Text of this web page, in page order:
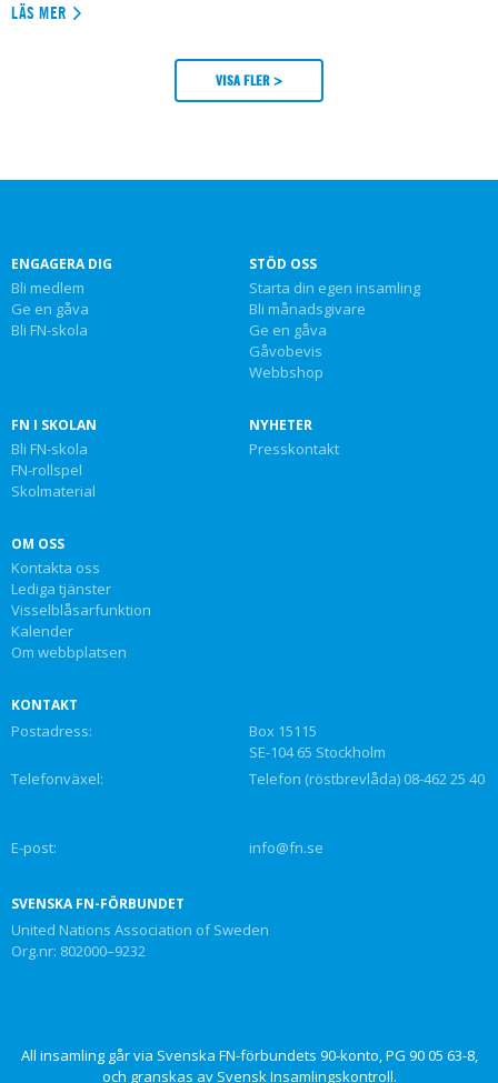
LÄS MER
VISA FLER >
ENGAGERA DIG
Bli medlem
Ge en gåva
Bli FN-skola
STÖD OSS
Starta din egen insamling
Bli månadsgivare
Ge en gåva
Gåvobevis
Webbshop
FN I SKOLAN
Bli FN-skola
FN-rollspel
Skolmaterial
NYHETER
Presskontakt
OM OSS
Kontakta oss
Lediga tjänster
Visselblåsarfunktion
Kalender
Om webbplatsen
KONTAKT
Postadress:
Box 15115
SE-104 65 Stockholm
Telefonväxel:
Telefon (röstbrevlåda) 08-462 25 40
E-post: info@fn.se
SVENSKA FN-FÖRBUNDET
United Nations Association of Sweden
Org.nr: 802000–9232
All insamling går via Svenska FN-förbundets 90-konto, PG 90 05 63-8,
och granskas av Svensk Insamlingskontroll.